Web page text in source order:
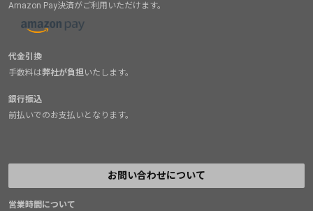
Amazon Pay決済がご利用いただけます。
代金引換
手数料は弊社が負担いたします。
銀行振込
前払いでのお支払いとなります。
お問い合わせについて
営業時間について